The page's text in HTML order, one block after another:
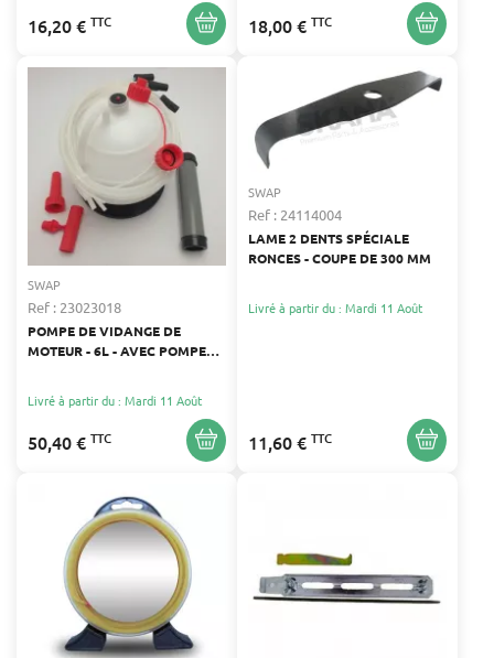
16,20 € TTC 18,00 € TTC
SWAP
Ref : 23023018
POMPE DE VIDANGE DE
MOTEUR - 6L - AVEC POMPE
Livré à partir du : Mardi 11 Août
50,40 € TTC
SWAP
Ref : 24114004
LAME 2 DENTS SPÉCIALE
RONCES - COUPE DE 300 MM
Livré à partir du : Mardi 11 Août
11,60 € TTC